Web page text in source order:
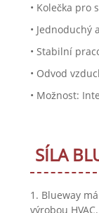
• Kolečka pro
• Jednoduchý
• Stabilní
• Odvod
• Možnost:
SÍLA
1. Blueway
výrobou HVAC.